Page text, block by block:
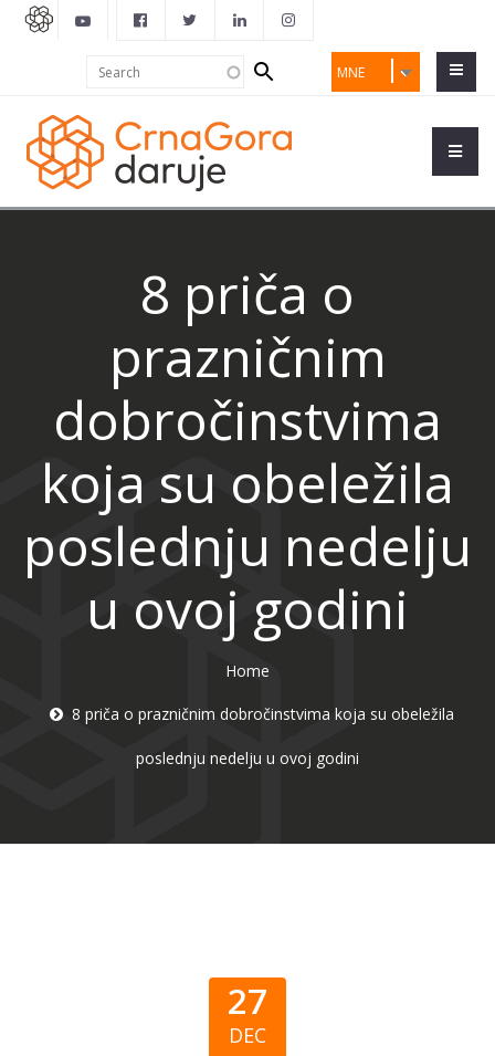
MNE
Search
form
8 priča o
prazničnim
dobročinstvima
koja su obeležila
poslednju nedelju
u ovoj godini
Home
8 priča o prazničnim dobročinstvima koja su obeležila
poslednju nedelju u ovoj godini
27
DEC